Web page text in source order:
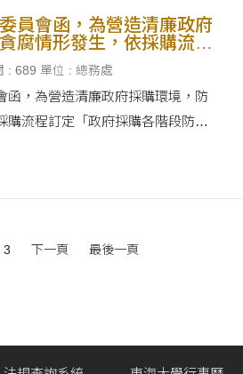
員會函，為營造清廉政府
腐情形發生，依採購流程
階段防弊機制及執行要
: 689 單位 : 總務處
函，為營造清廉政府採購環境，防
購流程訂定「政府採購各階段防弊
3 下一頁 最後一頁